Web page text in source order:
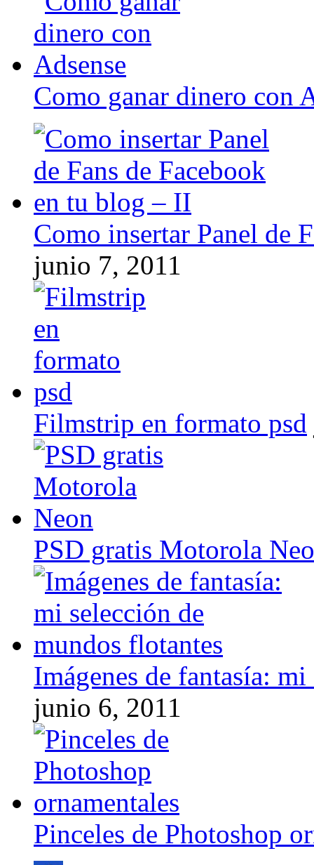
Como ganar dinero con
Como insertar Panel de
junio 7, 2011
Filmstrip en formato psd
PSD gratis Motorola
Imágenes de fantasía:
junio 6, 2011
Pinceles de Photoshop